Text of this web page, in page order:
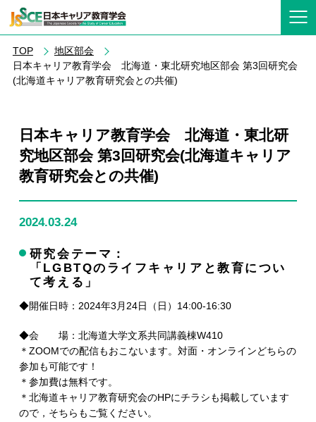
TOP
地区部会
日本キャリア教育学会 北海道・東北研究地区部会 第3回研究会
(北海道キャリア教育研究会との共催)
日本キャリア教育学会 北海道・東北研
究地区部会 第3回研究会(北海道キャリア
教育研究会との共催)
2024.03.24
研究会テーマ：
「LGBTQのライフキャリアと教育につい
て考える」
◆開催日時：2024年3月24日（日）14:00-16:30
◆会 場：北海道大学文系共同講義棟W410
＊ZOOMでの配信もおこないます。対面・オンラインどちらの
参加も可能です！
＊参加費は無料です。
＊北海道キャリア教育研究会のHPにチラシも掲載しています
ので，そちらもご覧ください。